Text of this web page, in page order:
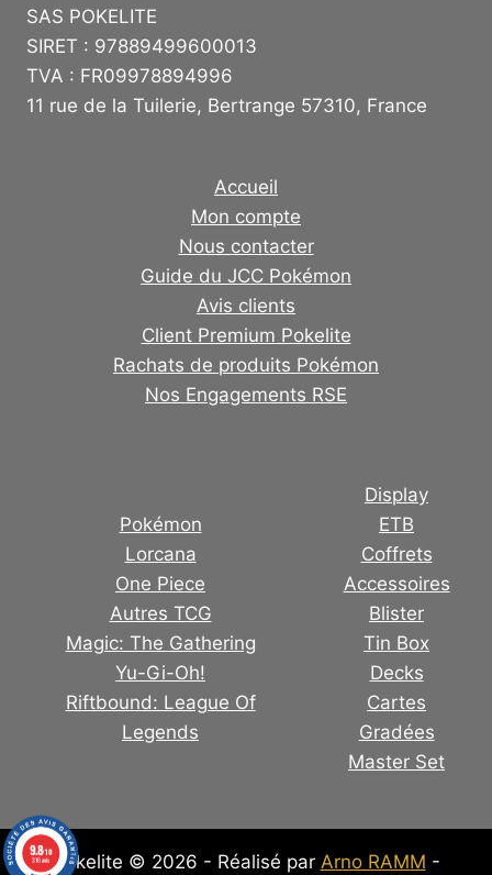
SAS POKELITE
SIRET : 97889499600013
TVA : FR09978894996
11 rue de la Tuilerie, Bertrange 57310, France
Accueil
Mon compte
Nous contacter
Guide du JCC Pokémon
Avis clients
Client Premium Pokelite
Rachats de produits Pokémon
Nos Engagements RSE
Pokémon
Lorcana
One Piece
Autres TCG
Magic: The Gathering
Yu-Gi-Oh!
Riftbound: League Of
Legends
Display
ETB
Coffrets
Accessoires
Blister
Tin Box
Decks
Cartes
Gradées
Master Set
Pokelite © 2026 - Réalisé par Arno RAMM -
9.8/10
316 avis